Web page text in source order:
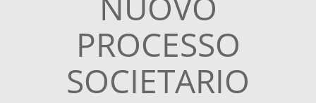
PROCESSO
SOCIETARIO